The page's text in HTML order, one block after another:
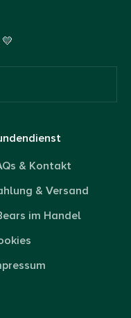
& Kontakt
& Versand
im Handel